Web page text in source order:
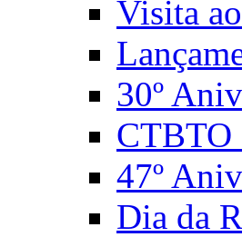
Visita
30º
CTBTO
47º
Dia da